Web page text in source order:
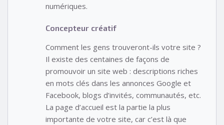
numériques.
Concepteur créatif
Comment les gens trouveront-ils votre site ?
Il existe des centaines de façons de
promouvoir un site web : descriptions riches
en mots clés dans les annonces Google et
Facebook, blogs d’invités, communautés, etc.
La page d’accueil est la partie la plus
importante de votre site, car c’est là que